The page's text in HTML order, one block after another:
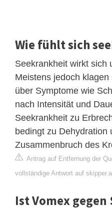
Wie fühlt sich
Seekrankheit wirkt sich
Meistens jedoch
über Symptome wie
nach Intensität und
Seekrankheit zu
bedingt zu Dehydration
Zusammenbruch des
Antrag auf Entfernung der
vollständige Antwort auf
Ist Vomex